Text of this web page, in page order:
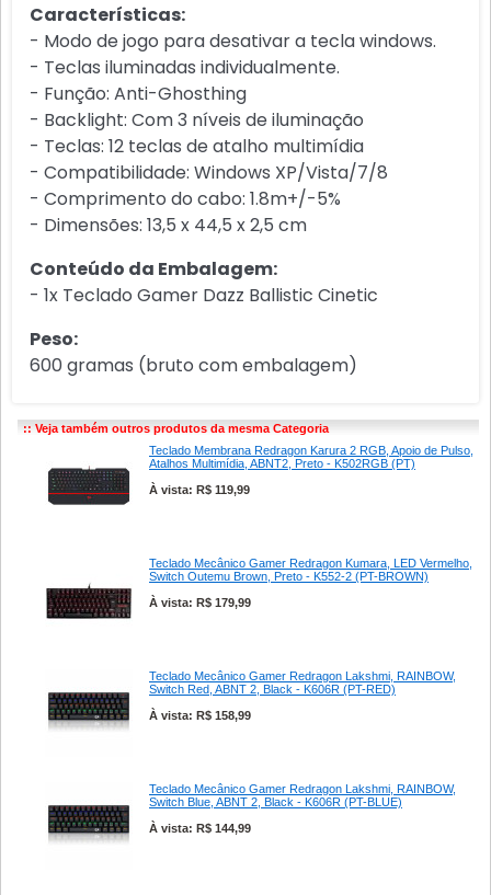
Características:
- Modo de jogo para desativar a tecla windows.
- Teclas iluminadas individualmente.
- Função: Anti-Ghosthing
- Backlight: Com 3 níveis de iluminação
- Teclas: 12 teclas de atalho multimídia
- Compatibilidade: Windows XP/Vista/7/8
- Comprimento do cabo: 1.8m+/-5%
- Dimensões: 13,5 x 44,5 x 2,5 cm
Conteúdo da Embalagem:
- 1x Teclado Gamer Dazz Ballistic Cinetic
Peso:
600 gramas (bruto com embalagem)
:: Veja também outros produtos da mesma Categoria
Teclado Membrana Redragon Karura 2 RGB, Apoio de Pulso,
Atalhos Multimídia, ABNT2, Preto - K502RGB (PT)
À vista: R$ 119,99
Teclado Mecânico Gamer Redragon Kumara, LED Vermelho,
Switch Outemu Brown, Preto - K552-2 (PT-BROWN)
À vista: R$ 179,99
Teclado Mecânico Gamer Redragon Lakshmi, RAINBOW,
Switch Red, ABNT 2, Black - K606R (PT-RED)
À vista: R$ 158,99
Teclado Mecânico Gamer Redragon Lakshmi, RAINBOW,
Switch Blue, ABNT 2, Black - K606R (PT-BLUE)
À vista: R$ 144,99